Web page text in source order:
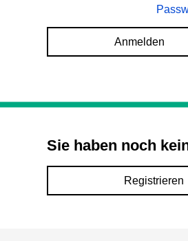
Anmelden
Sie haben noch
Registrieren